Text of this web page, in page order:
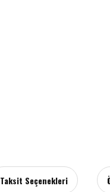
Taksit Seçenekleri